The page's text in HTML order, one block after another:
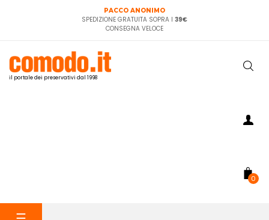
PACCO ANONIMO
SPEDIZIONE GRATUITA SOPRA I 39€
CONSEGNA VELOCE
il portale dei preservativi dal 1998
0